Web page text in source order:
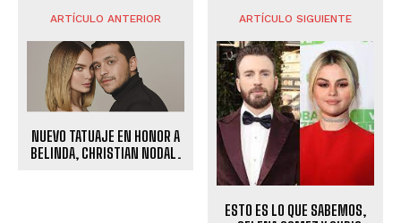
ARTÍCULO ANTERIOR
NUEVO TATUAJE EN HONOR A
BELINDA, CHRISTIAN NODAL.
ARTÍCULO SIGUIENTE
ESTO ES LO QUE SABEMOS,